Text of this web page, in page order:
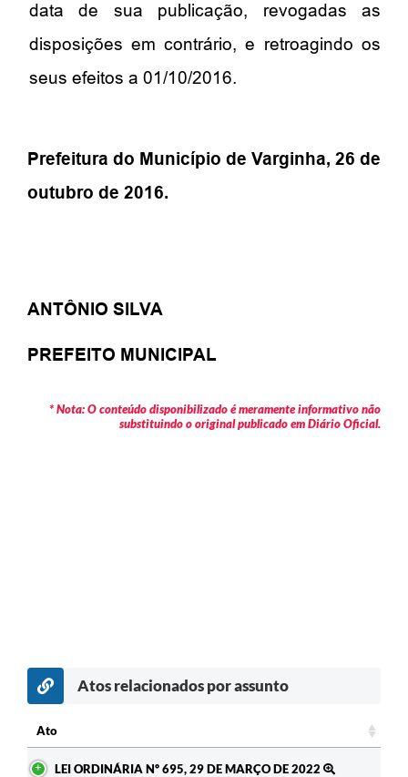
data de sua publicação, revogadas as
disposições em contrário, e retroagindo os
seus efeitos a 01/10/2016.
Prefeitura do Município de Varginha, 26 de
outubro de 2016.
ANTÔNIO SILVA
PREFEITO MUNICIPAL
* Nota: O conteúdo disponibilizado é meramente informativo não
substituindo o original publicado em Diário Oficial.
Atos relacionados por assunto
Ato
LEI ORDINÁRIA Nº 695, 29 DE MARÇO DE 2022